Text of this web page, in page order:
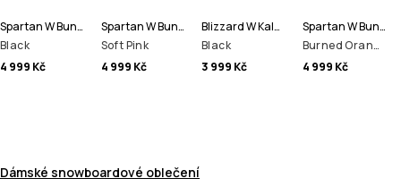
Spartan W Bunda na Snowboard Dámské
Black
4 999 Kč
Spartan W Bunda na Snowboard Dámské
Soft Pink
4 999 Kč
Blizzard W Kalhoty na Snowboard Dámské
Black
3 999 Kč
Spartan W Bunda na Snowboard Dámské
Burned Orange
4 999 Kč
Dámské snowboardové oblečení